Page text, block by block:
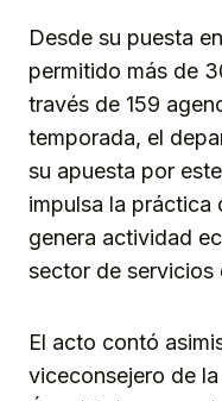
Desde su puesta
permitido más de
través de 159
temporada, el
su apuesta por
impulsa la práctica
genera actividad
sector de servicios
El acto contó
viceconsejero de